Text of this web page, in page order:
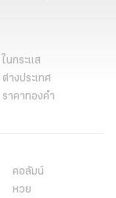
ในกระแส
ต่างประเทศ
ราคาทองคำ
คอลัมน์
หวย